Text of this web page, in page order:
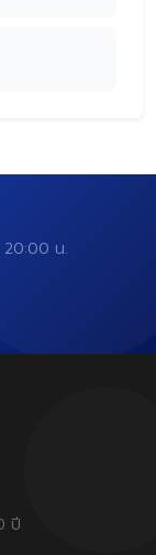
20:00 น.
ปี